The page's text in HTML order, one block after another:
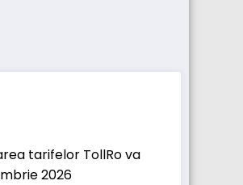
tarifelor TollRo va
2026